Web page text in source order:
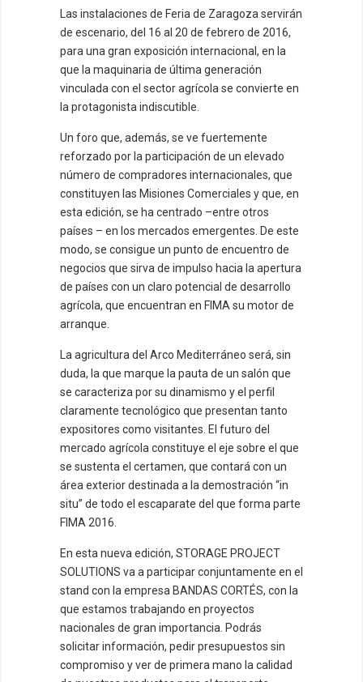
Las instalaciones de Feria de Zaragoza servirán
de escenario, del 16 al 20 de febrero de 2016,
para una gran exposición internacional, en la
que la maquinaria de última generación
vinculada con el sector agrícola se convierte en
la protagonista indiscutible.
Un foro que, además, se ve fuertemente
reforzado por la participación de un elevado
número de compradores internacionales, que
constituyen las Misiones Comerciales y que, en
esta edición, se ha centrado –entre otros
países – en los mercados emergentes. De este
modo, se consigue un punto de encuentro de
negocios que sirva de impulso hacia la apertura
de países con un claro potencial de desarrollo
agrícola, que encuentran en FIMA su motor de
arranque.
La agricultura del Arco Mediterráneo será, sin
duda, la que marque la pauta de un salón que
se caracteriza por su dinamismo y el perfil
claramente tecnológico que presentan tanto
expositores como visitantes. El futuro del
mercado agrícola constituye el eje sobre el que
se sustenta el certamen, que contará con un
área exterior destinada a la demostración “in
situ” de todo el escaparate del que forma parte
FIMA 2016.
En esta nueva edición, STORAGE PROJECT
SOLUTIONS va a participar conjuntamente en el
stand con la empresa BANDAS CORTÉS, con la
que estamos trabajando en proyectos
nacionales de gran importancia. Podrás
solicitar información, pedir presupuestos sin
compromiso y ver de primera mano la calidad